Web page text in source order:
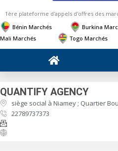
1ère plateforme d'appels d'offres des
Bénin Marchés
Burkina
Mali Marchés
Togo Marchés
QUANTIFY AGENCY
siège social à Niamey ; Quartier
22789737373